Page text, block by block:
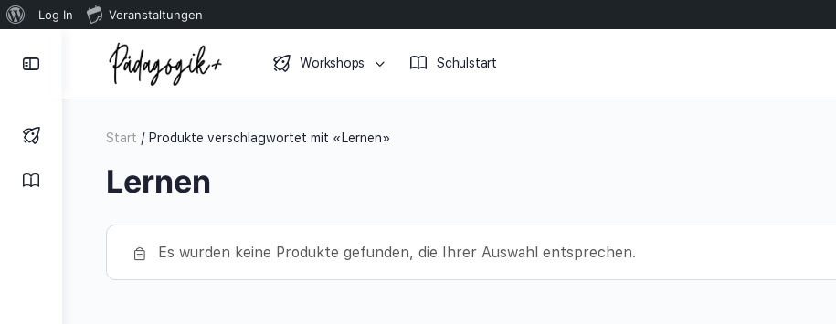
Über
Log In Veranstaltungen
Workshops Schulstart
Start / Produkte verschlagwortet mit «Lernen»
Lernen
Es wurden keine Produkte gefunden, die Ihrer Auswahl entsprechen.